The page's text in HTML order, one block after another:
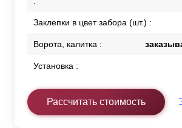
Заклепки в цвет забора (шт.) :
Ворота, калитка :
Установка :
Рассчитать стоимость